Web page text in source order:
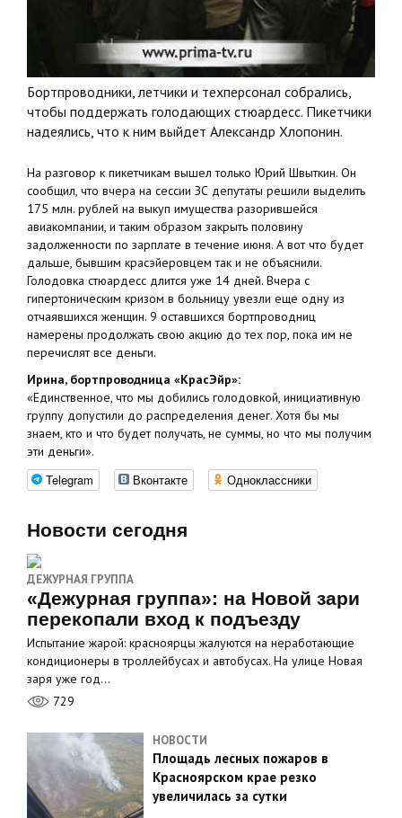
Бортпроводники, летчики и техперсонал собрались,
чтобы поддержать голодающих стюардесс. Пикетчики
надеялись, что к ним выйдет Александр Хлопонин.
На разговор к пикетчикам вышел только Юрий Швыткин. Он
сообщил, что вчера на сессии ЗС депутаты решили выделить
175 млн. рублей на выкуп имущества разорившейся
авиакомпании, и таким образом закрыть половину
задолженности по зарплате в течение июня. А вот что будет
дальше, бывшим красэйеровцем так и не объяснили.
Голодовка стюардесс длится уже 14 дней. Вчера с
гипертоническим кризом в больницу увезли еще одну из
отчаявшихся женщин. 9 оставшихся бортпроводниц
намерены продолжать свою акцию до тех пор, пока им не
перечислят все деньги.
Ирина, бортпроводница «КрасЭйр»:
«Единственное, что мы добились голодовкой, инициативную
группу допустили до распределения денег. Хотя бы мы
знаем, кто и что будет получать, не суммы, но что мы получим
эти деньги».
Telegram Вконтакте Одноклассники
Новости сегодня
ДЕЖУРНАЯ ГРУППА
«Дежурная группа»: на Новой зари
перекопали вход к подъезду
Испытание жарой: красноярцы жалуются на неработающие
кондиционеры в троллейбусах и автобусах. На улице Новая
заря уже год…
729
НОВОСТИ
Площадь лесных пожаров в
Красноярском крае резко
увеличилась за сутки